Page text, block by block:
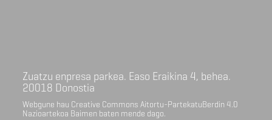
Zuatzu enpresa parkea. Easo Eraikina 4, behea.
20018 Donostia
Webgune hau Creative Commons Aitortu-PartekatuBerdin 4.0
Nazioartekoa Baimen baten mende dago.